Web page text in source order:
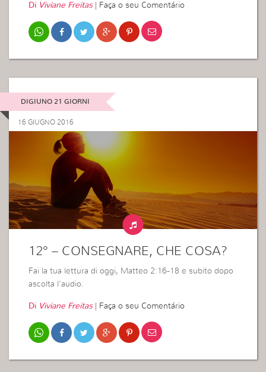
Di Viviane Freitas| Faça o seu Comentário
DIGIUNO 21 GIORNI
16 GIUGNO 2016
12° – CONSEGNARE, CHE COSA?
Fai la tua lettura di oggi, Matteo 2:16-18 e subito dopo
ascolta l’audio.
Di Viviane Freitas| Faça o seu Comentário